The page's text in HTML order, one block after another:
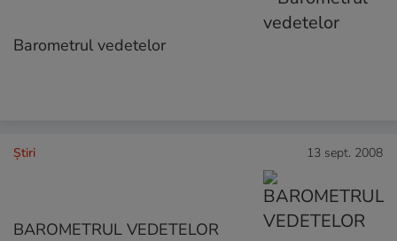
Barometrul vedetelor
Ştiri 13 sept. 2008
BAROMETRUL VEDETELOR